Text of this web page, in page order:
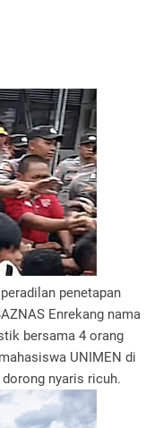
penetapan
Enrekang nama
bersama 4 orang
UNIMEN di
nyaris ricuh.